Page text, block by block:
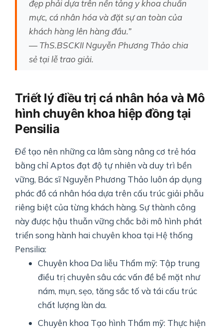
đẹp phải dựa trên nền tảng y khoa chuẩn
mực, cá nhân hóa và đặt sự an toàn của
khách hàng lên hàng đầu.”
— ThS.BSCKII Nguyễn Phương Thảo chia
sẻ tại lễ trao giải.
Triết lý điều trị cá nhân hóa và Mô
hình chuyên khoa hiệp đồng tại
Pensilia
Để tạo nên những ca lâm sàng nâng cơ trẻ hóa
bằng chỉ Aptos đạt độ tự nhiên và duy trì bền
vững, Bác sĩ Nguyễn Phương Thảo luôn áp dụng
phác đồ cá nhân hóa dựa trên cấu trúc giải phẫu
riêng biệt của từng khách hàng. Sự thành công
này được hậu thuẫn vững chắc bởi mô hình phát
triển song hành hai chuyên khoa tại Hệ thống
Pensilia:
Chuyên khoa Da liễu Thẩm mỹ: Tập trung
điều trị chuyên sâu các vấn đề bề mặt như
nám, mụn, sẹo, tăng sắc tố và tái cấu trúc
chất lượng làn da.
Chuyên khoa Tạo hình Thẩm mỹ: Thực hiện